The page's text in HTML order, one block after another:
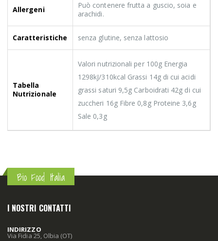
Allergeni
Può contenere frutta a guscio, soia e
arachidi.
Caratteristiche senza glutine, senza lattosio
Tabella
Nutrizionale
Valori nutrizionali per 100g Energia
1298kJ/310kcal Grassi 14g di cui acidi
grassi saturi 9,5g Carboidrati 42g di cui
zuccheri 16g Fibre 0,8g Proteine 3,6g
Sale 0,3g
Bio Food Italia
I NOSTRI CONTATTI
INDIRIZZO
Via Fidia 25, Olbia (OT)